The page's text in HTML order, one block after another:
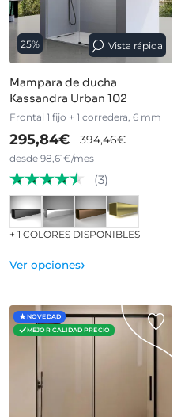
25% Vista rápida
Mampara de ducha
Kassandra Urban 102
Frontal 1 fijo + 1 corredera, 6 mm
295,84€ 394,46€
desde 98,61€/mes
(3)
+ 1 COLORES DISPONIBLES
Ver opciones›
NOVEDAD
MEJOR CALIDAD PRECIO